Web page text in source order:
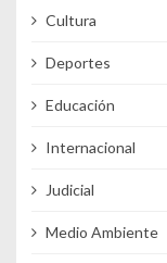
Cultura
Deportes
Educación
Internacional
Judicial
Medio Ambiente